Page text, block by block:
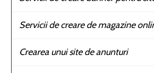
Servicii de creare de magazine
Crearea unui site de anunturi